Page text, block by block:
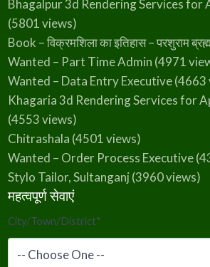
Bhagalpur 3d Rendering Services
(5801 views)
Book – विक्रमशिला का इतिहास – परशुराम
Wanted – Part Time Admin (4971
Wanted – Data Entry Executive(4663
Khagaria 3d Rendering Services for
(4553 views)
Chitrashala (4501 views)
Wanted – Order Process Executive
Stylo Tailor, Sultanganj (3960 views)
महत्वपूर्ण सेवाएं
City/Town/District*